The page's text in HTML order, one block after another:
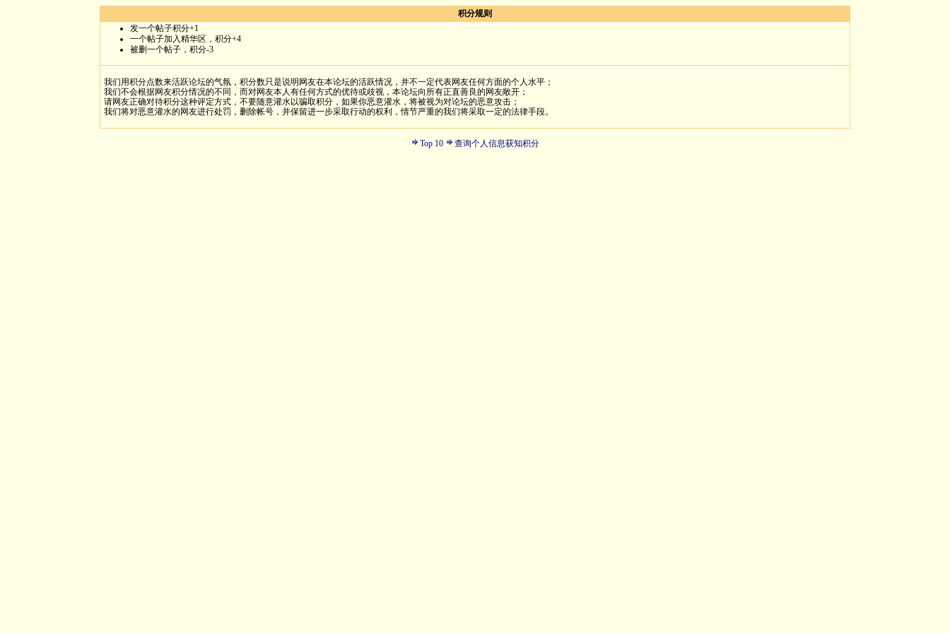
积分规则
发一个帖子积分+1
一个帖子加入精华区，积分+4
被删一个帖子，积分-3
我们用积分点数来活跃论坛的气氛，积分数只是说明网友在本论坛的活跃情况，并不一定代表网友任何方面的个人水平；
我们不会根据网友积分情况的不同，而对网友本人有任何方式的优待或歧视，本论坛向所有正直善良的网友敞开；
请网友正确对待积分这种评定方式，不要随意灌水以骗取积分，如果你恶意灌水，将被视为对论坛的恶意攻击；
我们将对恶意灌水的网友进行处罚，删除帐号，并保留进一步采取行动的权利，情节严重的我们将采取一定的法律手段。
Top 10 查询个人信息获知积分